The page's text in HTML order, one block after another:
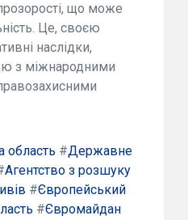
що може
Це, своєю
наслідки,
з міжнародними
область #Державне
Агентство з розшуку
#Європейський
#Євромайдан